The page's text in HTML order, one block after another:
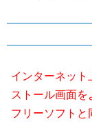
インターネット
ストール画面
フリーソフトと